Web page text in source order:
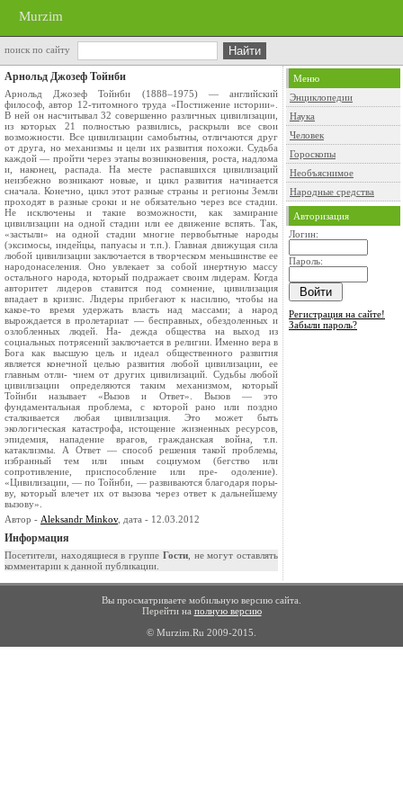
Murzim
поиск по сайту
Арнольд Джозеф Тойнби
Арнольд Джозеф Тойнби (1888–1975) — английский
философ, автор 12-титомного труда «Постижение истории».
В ней он насчитывал 32 совершенно различных цивилизации,
из которых 21 полностью развились, раскрыли все свои
возможности. Все цивилизации самобытны, отличаются друг
от друга, но механизмы и цели их развития похожи. Судьба
каждой — пройти через этапы возникновения, роста, надлома
и, наконец, распада. На месте распавшихся цивилизаций
неизбежно возникают новые, и цикл развития начинается
сначала. Конечно, цикл этот разные страны и регионы Земли
проходят в разные сроки и не обязательно через все стадии.
Не исключены и такие возможности, как замирание
цивилизации на одной стадии или ее движение вспять. Так,
«застыли» на одной стадии многие первобытные народы
(эксимосы, индейцы, папуасы и т.п.). Главная движущая сила
любой цивилизации заключается в творческом меньшинстве ее
народонаселения. Оно увлекает за собой инертную массу
остального народа, который подражает своим лидерам. Когда
авторитет лидеров ставится под сомнение, цивилизация
впадает в кризис. Лидеры прибегают к насилию, чтобы на
какое-то время удержать власть над массами; а народ
вырождается в пролетариат — бесправных, обездоленных и
озлобленных людей. На- дежда общества на выход из
социальных потрясений заключается в религии. Именно вера в
Бога как высшую цель и идеал общественного развития
является конечной целью развития любой цивилизации, ее
главным отли- чием от других цивилизаций. Судьбы любой
цивилизации определяются таким механизмом, который
Тойнби называет «Вызов и Ответ». Вызов — это
фундаментальная проблема, с которой рано или поздно
сталкивается любая цивилизация. Это может быть
экологическая катастрофа, истощение жизненных ресурсов,
эпидемия, нападение врагов, гражданская война, т.п.
катаклизмы. А Ответ — способ решения такой проблемы,
избранный тем или иным социумом (бегство или
сопротивление, приспособление или пре- одоление).
«Цивилизации, — по Тойнби, — развиваются благодаря поры-
ву, который влечет их от вызова через ответ к дальнейшему
вызову».
Автор - Aleksandr Minkov, дата - 12.03.2012
Информация
Посетители, находящиеся в группе Гости, не могут оставлять
комментарии к данной публикации.
Меню
Энциклопедии
Наука
Человек
Гороскопы
Необъяснимое
Народные средства
Авторизация
Логин:
Пароль:
Регистрация на сайте!
Забыли пароль?
Вы просматриваете мобильную версию сайта.
Перейти на полную версию
© Murzim.Ru 2009-2015.